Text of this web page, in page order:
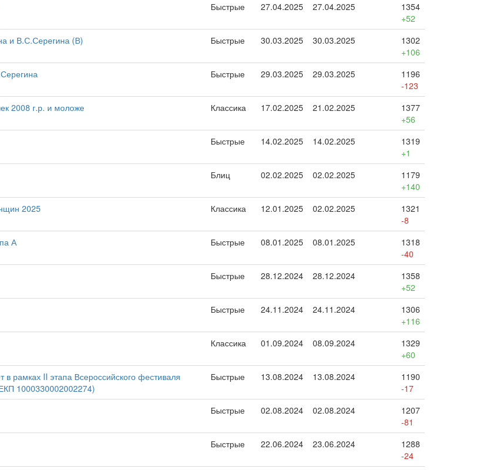
Быстрые 27.04.2025 27.04.2025
1354
+52
и В.С.Серегина (В)
Быстрые 30.03.2025 30.03.2025
1302
+106
Быстрые 29.03.2025 29.03.2025
1196
-123
2008 г.р. и моложе
Классика 17.02.2025 21.02.2025
1377
+56
Быстрые 14.02.2025 14.02.2025
1319
+1
Блиц 02.02.2025 02.02.2025
1179
+140
2025
Классика 12.01.2025 02.02.2025
1321
-8
А
Быстрые 08.01.2025 08.01.2025
1318
-40
Быстрые 28.12.2024 28.12.2024
1358
+52
Быстрые 24.11.2024 24.11.2024
1306
+116
Классика 01.09.2024 08.09.2024
1329
+60
рамках II этапа Всероссийского фестиваля
1000330002002274)
Быстрые 13.08.2024 13.08.2024
1190
-17
Быстрые 02.08.2024 02.08.2024
1207
-81
Быстрые 22.06.2024 23.06.2024
1288
-24